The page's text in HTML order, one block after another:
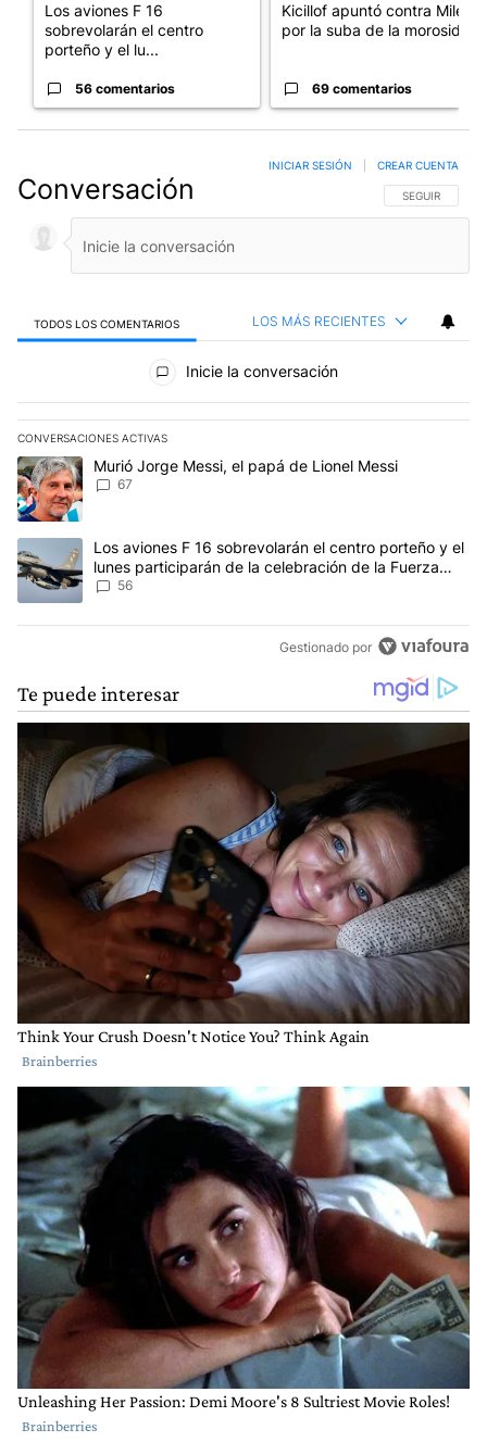
Los aviones F 16
sobrevolarán el centro
porteño y el lu...
56 comentarios
Kicillof apuntó contra Milei
por la suba de la morosida...
69 comentarios
Conversación SIGA ESTA
SEGUIR
INICIAR SESIÓN CREAR CUENTA
TODOS LOS COMENTARIOS LOS MÁS RECIENTES
Todos los comentarios
Inicie la conversación
CONVERSACIONES ACTIVAS
Este listado muestra los artículos con más comentarios en los
Un artículo de tendencia con el título "Murió Jorge Messi, el
Murió Jorge Messi, el papá de Lionel Messi
67
Un artículo de tendencia con el título "Los aviones F 16
Los aviones F 16 sobrevolarán el centro porteño y el
lunes participarán de la celebración de la Fuerza
Aérea
56
Gestionado por